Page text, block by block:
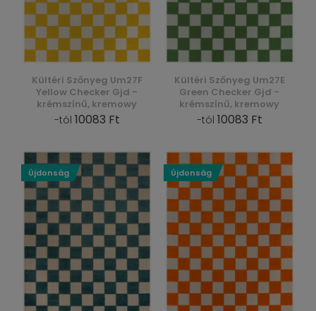
Kültéri Szőnyeg Um27F
Yellow Checker Gjd -
krémszínű, kremowy
-tól 10083 Ft
Kültéri Szőnyeg Um27E
Green Checker Gjd -
krémszínű, kremowy
-tól 10083 Ft
Újdonság Újdonság